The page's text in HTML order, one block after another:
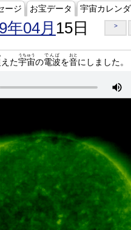
ージ お宝データ 宇宙カレン
年04月 15日 >
えた宇宙
うちゅう
の電波
でんぱ
を音
おと
にしました。